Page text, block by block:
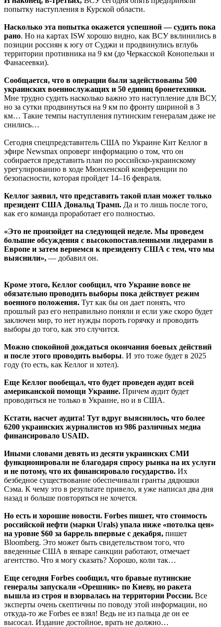
попытку наступления в Курской области.
Насколько эта попытка окажется успешной — судить пока
рано. Но на картах ISW хорошо видно, как ВСУ вклинились в
позиции россиян к югу от Суджи и продвинулись вглубь
территории противника на 9 км (до Черкасской Конопельки и
Фанасеевки).
Сообщается, что в операции были задействованы 500
украинских военнослужащих и 50 единиц бронетехники.
Мне трудно судить насколько важно это наступление для ВСУ,
но за сутки продвинуться на 9 км по фронту шириной в 3
км… Такие темпы наступления путинским генералам даже не
снились…
Сегодня спецпредставитель США по Украине Кит Келлог в
эфире Newsmax опроверг информацию о том, что он
собирается представить план по российско-украинскому
урегулированию в ходе Мюнхенской конференции по
безопасности, которая пройдет 14–16 февраля.
Келлог заявил, что представить такой план может только
президент США Дональд Трамп. Да и то лишь после того,
как его команда проработает его полностью.
«Это не произойдет на следующей неделе. Мы проведем
большие обсуждения с высокопоставленными лидерами в
Европе и затем вернемся к президенту США с тем, что мы
выяснили», — добавил он.
Кроме этого, Келлог сообщил, что Украине вовсе не
обязательно проводить выборы пока действует режим
военного положения. Тут как бы он дает понять, что
прошлый раз его неправильно поняли и если уже скоро будет
заключен мир, то нет нужды пороть горячку и проводить
выборы до того, как это случится.
Можно спокойной дождаться окончания боевых действий
и после этого проводить выборы. И это тоже будет в 2025
году (то есть, как Келлог и хотел).
Еще Келлог пообещал, что будет проведен аудит всей
американской помощи Украине. Причем аудит будет
проводиться не только в Украине, но и в США.
Кстати, насчет аудита! Тут вдруг выяснилось, что более
6200 украинских журналистов из 986 различных медиа
финансировало USAID.
Иными словами девять из десяти украинских СМИ
функционировали не благодаря спросу рынка на их услуги
и не потому, что их финансировало государство. Их
безбедное существование обеспечивали гранты дядюшки
Сэма. К чему это в результате привело, я уже написал два дня
назад и больше повторяться не хочется.
Но есть и хорошие новости. Forbes пишет, что стоимость
российской нефти (марки Urals) упала ниже «потолка цен»
на уровне $60 за баррель впервые с декабря, пишет
Bloomberg. Это может быть свидетельством того, что
введенные США в январе санкции работают, отмечает
агентство. Что я могу сказать? Хорошо, коли так…
Еще сегодня Forbes сообщил, что бравые путинские
генералы запускали «Орешник» по Киеву, но ракета
вышла из строя и взорвалась на территории России. Все
эксперты очень скептичны по поводу этой информации, но
откуда-то же Forbes ее взял! Ведь не из пальца де он ее
высосал. Издание достойное, врать не должно…